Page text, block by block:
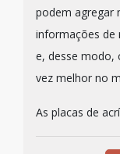
podem agregar
informações de
e, desse modo,
vez melhor no
As placas de